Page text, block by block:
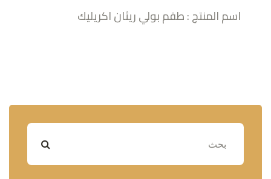
اسم المنتج : طقم بولي ريثان اكريليك